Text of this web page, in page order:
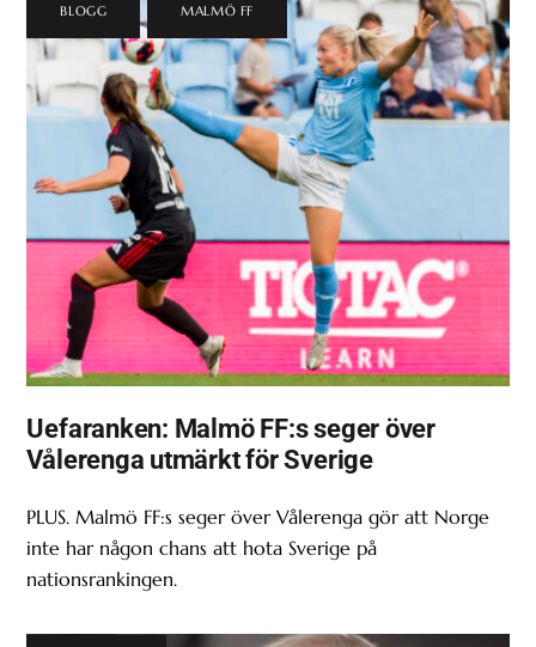
BLOGG MALMÖ FF
Uefaranken: Malmö FF:s seger över
Vålerenga utmärkt för Sverige
PLUS. Malmö FF:s seger över Vålerenga gör att Norge
inte har någon chans att hota Sverige på
nationsrankingen.